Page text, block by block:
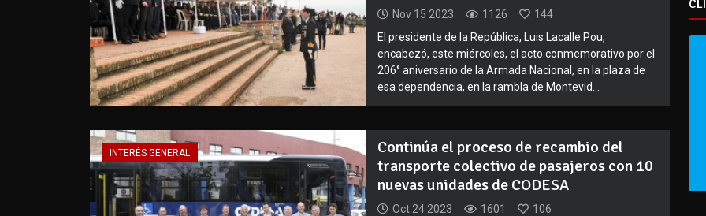
Nov 15 2023 1126
144
El presidente de la República, Luis Lacalle Pou,
encabezó, este miércoles, el acto conmemorativo por el
206° aniversario de la Armada Nacional, en la plaza de
esa dependencia, en la rambla de Montevid...
INTERÉS GENERAL
Continúa el proceso de recambio del
transporte colectivo de pasajeros con 10
nuevas unidades de CODESA
Oct 24 2023 1601
106